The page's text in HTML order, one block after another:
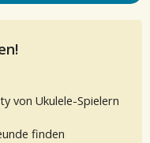
von Ukulele-Spielern
finden